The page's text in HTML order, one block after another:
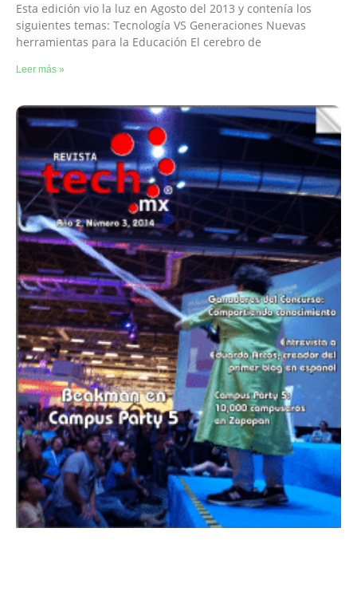
Esta edición vio la luz en Agosto del 2013 y contenía los
siguientes temas: Tecnología VS Generaciones Nuevas
herramientas para la Educación El cerebro de
Leer más »